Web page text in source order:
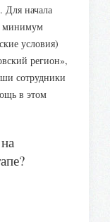
Для начала
минимум
условия)
регион»,
сотрудники
в этом